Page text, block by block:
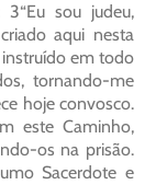
sou judeu,
aqui nesta
em todo
tornando-me
hoje convosco.
este Caminho,
os na prisão.
Sacerdote e